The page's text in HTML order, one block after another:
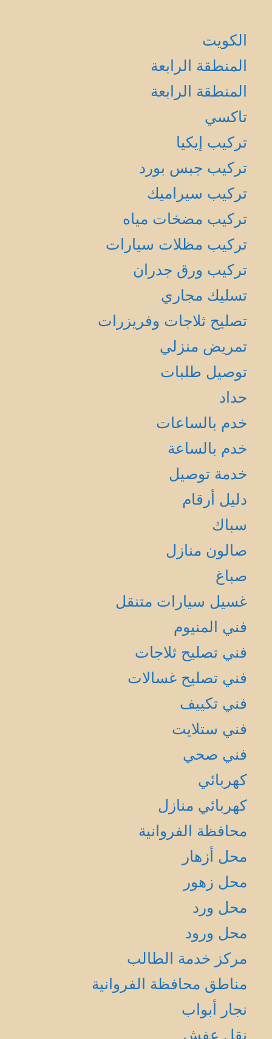
الكويت
المنطقة الرابعة
المنطقة الرابعة
تاكسي
تركيب إيكيا
تركيب جبس بورد
تركيب سيراميك
تركيب مضخات مياه
تركيب مظلات سيارات
تركيب ورق جدران
تسليك مجاري
تصليح ثلاجات وفريزرات
تمريض منزلي
توصيل طلبات
حداد
خدم بالساعات
خدم بالساعة
خدمة توصيل
دليل أرقام
سباك
صالون منازل
صباغ
غسيل سيارات متنقل
فني المنيوم
فني تصليح ثلاجات
فني تصليح غسالات
فني تكييف
فني ستلايت
فني صحي
كهربائي
كهربائي منازل
محافظة الفروانية
محل أزهار
محل زهور
محل ورد
محل ورود
مركز خدمة الطالب
مناطق محافظة الفروانية
نجار أبواب
نقل عفش